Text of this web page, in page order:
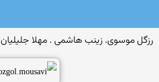
رزگل موسوی. زینب هاشمی . مهلا جلیلیان